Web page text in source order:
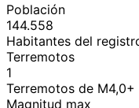
Población
144.558
Habitantes del
Terremotos
1
Terremotos de M4,0+
Magnitud max